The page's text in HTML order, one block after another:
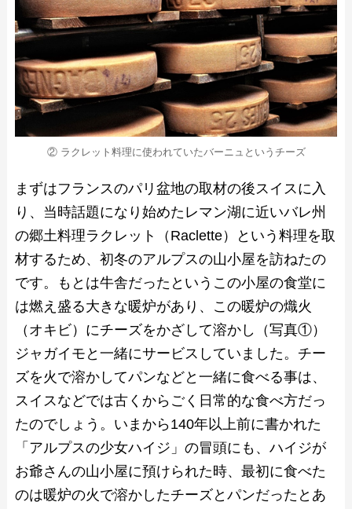
② ラクレット料理に使われていたバーニュというチーズ
まずはフランスのパリ盆地の取材の後スイスに入
り、当時話題になり始めたレマン湖に近いバレ州
の郷土料理ラクレット（Raclette）という料理を取
材するため、初冬のアルプスの山小屋を訪ねたの
です。もとは牛舎だったというこの小屋の食堂に
は燃え盛る大きな暖炉があり、この暖炉の熾火
（オキビ）にチーズをかざして溶かし（写真①）
ジャガイモと一緒にサービスしていました。チー
ズを火で溶かしてパンなどと一緒に食べる事は、
スイスなどでは古くからごく日常的な食べ方だっ
たのでしょう。いまから140年以上前に書かれた
「アルプスの少女ハイジ」の冒頭にも、ハイジが
お爺さんの山小屋に預けられた時、最初に食べた
のは暖炉の火で溶かしたチーズとパンだったとあ